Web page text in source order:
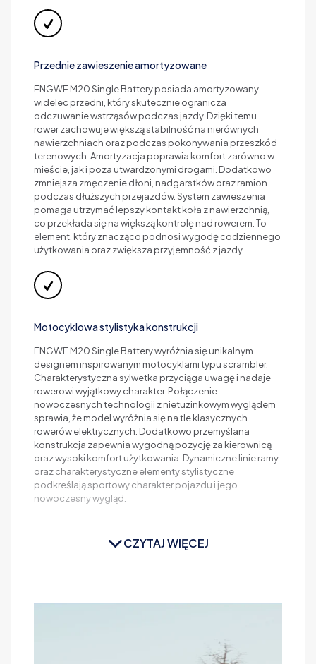
Przednie zawieszenie amortyzowane
ENGWE M20 Single Battery posiada amortyzowany
widelec przedni, który skutecznie ogranicza
odczuwanie wstrząsów podczas jazdy. Dzięki temu
rower zachowuje większą stabilność na nierównych
nawierzchniach oraz podczas pokonywania przeszkód
terenowych. Amortyzacja poprawia komfort zarówno w
mieście, jak i poza utwardzonymi drogami. Dodatkowo
zmniejsza zmęczenie dłoni, nadgarstków oraz ramion
podczas dłuższych przejazdów. System zawieszenia
pomaga utrzymać lepszy kontakt koła z nawierzchnią,
co przekłada się na większą kontrolę nad rowerem. To
element, który znacząco podnosi wygodę codziennego
użytkowania oraz zwiększa przyjemność z jazdy.
Motocyklowa stylistyka konstrukcji
ENGWE M20 Single Battery wyróżnia się unikalnym
designem inspirowanym motocyklami typu scrambler.
Charakterystyczna sylwetka przyciąga uwagę i nadaje
rowerowi wyjątkowy charakter. Połączenie
nowoczesnych technologii z nietuzinkowym wyglądem
sprawia, że model wyróżnia się na tle klasycznych
rowerów elektrycznych. Dodatkowo przemyślana
konstrukcja zapewnia wygodną pozycję za kierownicą
oraz wysoki komfort użytkowania. Dynamiczne linie ramy
oraz charakterystyczne elementy stylistyczne
podkreślają sportowy charakter pojazdu i jego
nowoczesny wygląd.
CZYTAJ WIĘCEJ